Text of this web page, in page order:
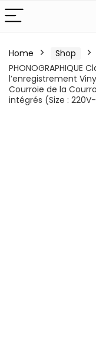
Home Shop
PHONOGRAPHIQUE
l’enregistrement
Courroie de la
intégrés (Size :